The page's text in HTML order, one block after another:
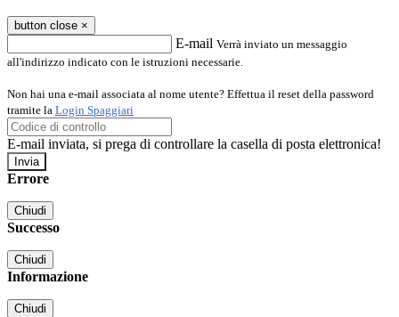
button close ×
E-mail Verrà inviato un messaggio
all'indirizzo indicato con le istruzioni necessarie.
Non hai una e-mail associata al nome utente? Effettua il reset della password
tramite la Login Spaggiari
E-mail inviata, si prega di controllare la casella di posta elettronica!
Errore
Chiudi
Successo
Chiudi
Informazione
Chiudi